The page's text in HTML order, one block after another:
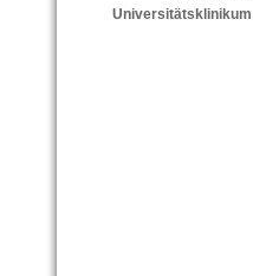
Universitätsklinikum